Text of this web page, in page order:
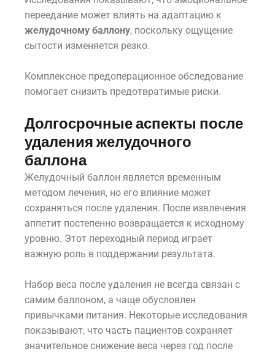
переедание может влиять на адаптацию к
желудочному баллону, поскольку ощущение
сытости изменяется резко.
Комплексное предоперационное обследование
помогает снизить предотвратимые риски.
Долгосрочные аспекты после
удаления желудочного
баллона
Желудочный баллон является временным
методом лечения, но его влияние может
сохраняться после удаления. После извлечения
аппетит постепенно возвращается к исходному
уровню. Этот переходный период играет
важную роль в поддержании результата.
Набор веса после удаления не всегда связан с
самим баллоном, а чаще обусловлен
привычками питания. Некоторые исследования
показывают, что часть пациентов сохраняет
значительное снижение веса через год после